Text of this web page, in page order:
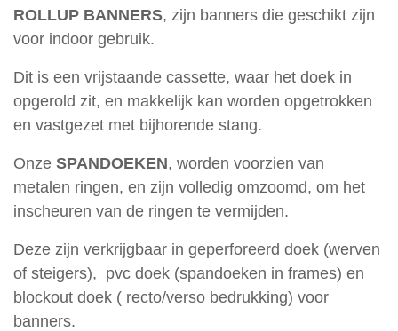
Wanddecoratie
Frees-
en
Doosletters
Stoepborden
Werf-
en
Immoborden
Fotoprints
Verlichting
Over
ROLLUP BANNERS, zijn banners die geschikt zijn
voor indoor gebruik.
Dit is een vrijstaande cassette, waar het doek in
opgerold zit, en makkelijk kan worden opgetrokken
en vastgezet met bijhorende stang.
Onze SPANDOEKEN, worden voorzien van
metalen ringen, en zijn volledig omzoomd, om het
inscheuren van de ringen te vermijden.
Deze zijn verkrijgbaar in geperforeerd doek (werven
of steigers), pvc doek (spandoeken in frames) en
blockout doek ( recto/verso bedrukking) voor
banners.